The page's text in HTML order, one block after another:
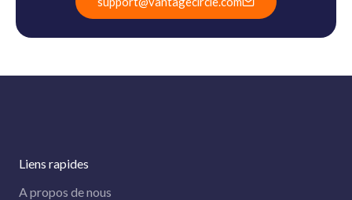
Liens rapides
A propos de nous